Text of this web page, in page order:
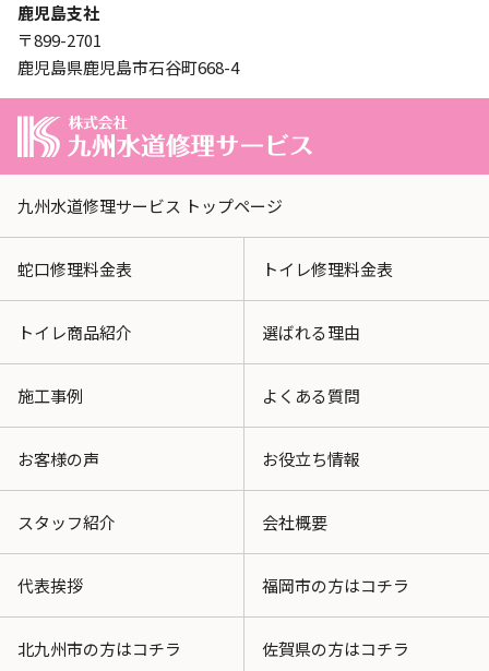
鹿児島支社
〒899-2701
鹿児島県鹿児島市石谷町668-4
九州水道修理サービス トップページ
蛇口修理料金表 トイレ修理料金表
トイレ商品紹介 選ばれる理由
施工事例 よくある質問
お客様の声 お役立ち情報
スタッフ紹介 会社概要
代表挨拶 福岡市の方はコチラ
北九州市の方はコチラ 佐賀県の方はコチラ